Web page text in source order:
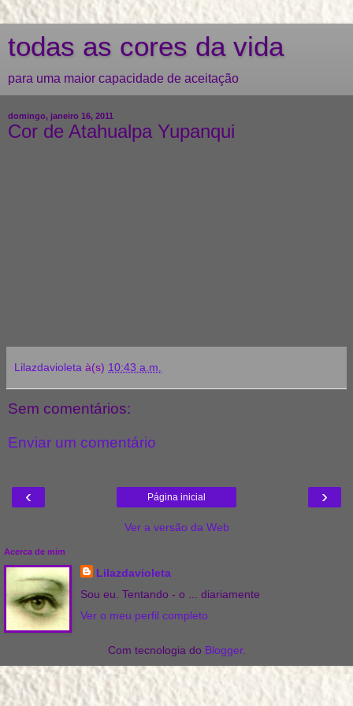
todas as cores da vida
para uma maior capacidade de aceitação
domingo, janeiro 16, 2011
Cor de Atahualpa Yupanqui
Lilazdavioleta à(s) 10:43 a.m.
Sem comentários:
Enviar um comentário
‹ ›
Página inicial
Ver a versão da Web
Acerca de mim
Lilazdavioleta
Sou eu. Tentando - o ... diariamente
Ver o meu perfil completo
Com tecnologia do Blogger.